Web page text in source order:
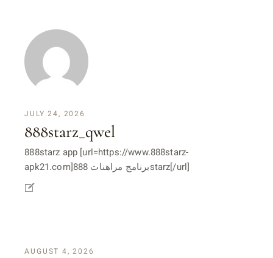
JULY 24, 2026
888starz_qwel
888starz app [url=https://www.888starz-
apk21.com]برنامج مراهنات 888starz[/url]
AUGUST 4, 2026